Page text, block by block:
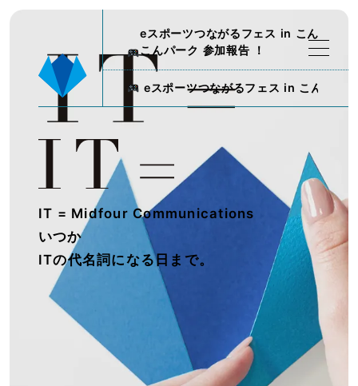
eスポーツつながるフェス in こん
こんパーク 参加報告 ！
eスポーツつながるフェス in こんこん
IT = Midfour Communications
いつか
ITの代名詞になる日まで。